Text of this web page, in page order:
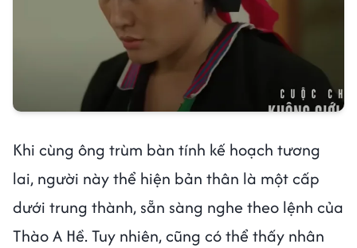
Khi cùng ông trùm bàn tính kế hoạch tương
lai, người này thể hiện bản thân là một cấp
dưới trung thành, sẵn sàng nghe theo lệnh của
Thào A Hề. Tuy nhiên, cũng có thể thấy nhân